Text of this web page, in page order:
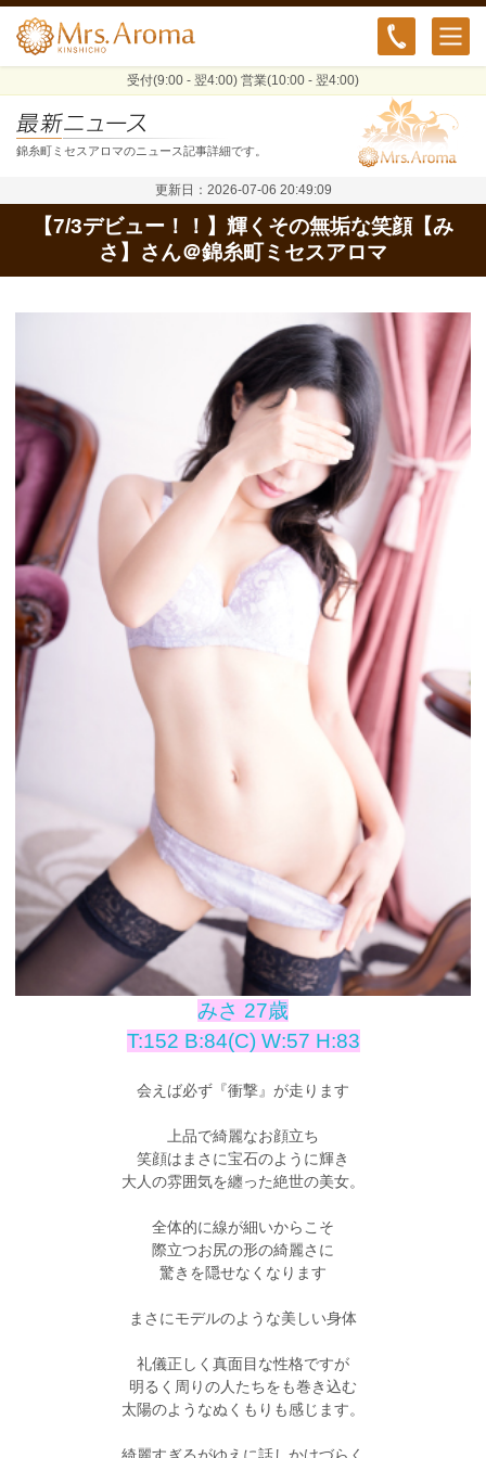
受付(9:00 - 翌4:00) 営業(10:00 - 翌4:00)
錦糸町ミセスアロマのニュース記事詳細です。
更新日：2026-07-06 20:49:09
【7/3デビュー！！】輝くその無垢な笑顔【み
さ】さん＠錦糸町ミセスアロマ
みさ 27歳
T:152 B:84(C) W:57 H:83
会えば必ず『衝撃』が走ります
上品で綺麗なお顔立ち
笑顔はまさに宝石のように輝き
大人の雰囲気を纏った絶世の美女。
全体的に線が細いからこそ
際立つお尻の形の綺麗さに
驚きを隠せなくなります
まさにモデルのような美しい身体
礼儀正しく真面目な性格ですが
明るく周りの人たちをも巻き込む
太陽のようなぬくもりも感じます。
綺麗すぎるがゆえに話しかけづらく